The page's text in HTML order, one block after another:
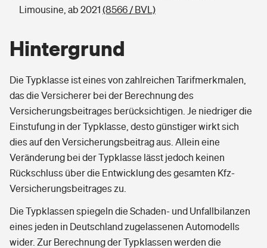
Limousine, ab 2021 (8566 / BVL)
Hintergrund
Die Typklasse ist eines von zahlreichen Tarifmerkmalen,
das die Versicherer bei der Berechnung des
Versicherungsbeitrages berücksichtigen. Je niedriger die
Einstufung in der Typklasse, desto günstiger wirkt sich
dies auf den Versicherungsbeitrag aus. Allein eine
Veränderung bei der Typklasse lässt jedoch keinen
Rückschluss über die Entwicklung des gesamten Kfz-
Versicherungsbeitrages zu.
Die Typklassen spiegeln die Schaden- und Unfallbilanzen
eines jeden in Deutschland zugelassenen Automodells
wider. Zur Berechnung der Typklassen werden die